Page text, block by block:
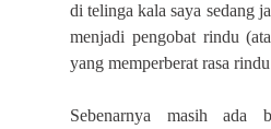
di telinga kala saya sedang
menjadi pengobat rindu
yang memperberat rasa
Sebenarnya masih ada